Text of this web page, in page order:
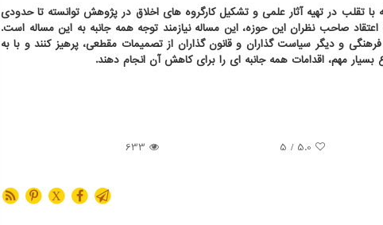
با تقلب در تهیه آثار علمی و تشکیل کارگروه های اخلاق در پژوهش توانسته تا حدودی
صاحب نظران این حوزه، این مساله نیازمند توجه همه جانبه به این مساله است.
و دیگر سیاست گذاران و قانون گذاران از تصمیمات مقطعی، پرهیز کنند و با به
مهم، اقدامات همه جانبه ای را برای کاهش آن انجام دهند.
5.0
/ 5
633
X